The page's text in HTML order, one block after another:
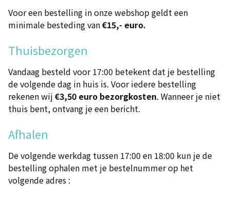
Voor een bestelling in onze webshop geldt een
minimale besteding van€15,- euro.
Thuisbezorgen
Vandaag besteld voor 17:00 betekent dat je bestelling
de volgende dag in huis is. Voor iedere bestelling
rekenen wij €3,50 euro bezorgkosten. Wanneer je niet
thuis bent, ontvang je een bericht.
Afhalen
De volgende werkdag tussen 17:00 en 18:00 kun je de
bestelling ophalen met je bestelnummer op het
volgende adres :